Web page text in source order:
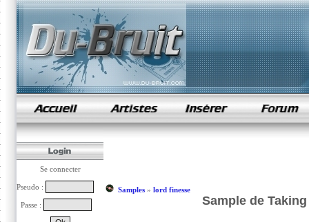
samples de rap
Se connecter
Pseudo :
Passe :
Samples» lord finesse
Sample de